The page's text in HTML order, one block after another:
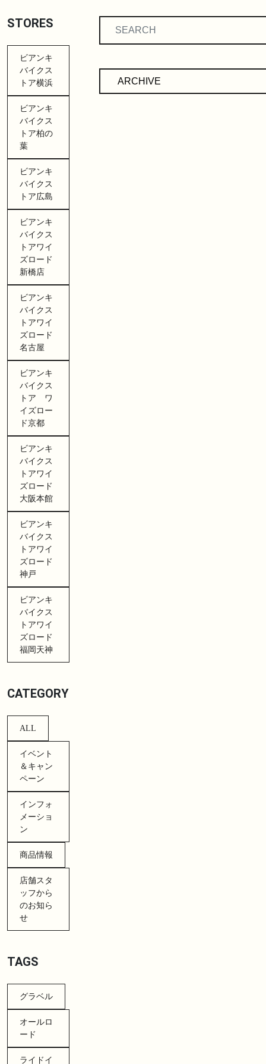
STORES
ビアンキ
バイクス
トア横浜
ビアンキ
バイクス
トア柏の
葉
ビアンキ
バイクス
トア広島
ビアンキ
バイクス
トアワイ
ズロード
新橋店
ビアンキ
バイクス
トアワイ
ズロード
名古屋
ビアンキ
バイクス
トア ワ
イズロー
ド京都
ビアンキ
バイクス
トアワイ
ズロード
大阪本館
ビアンキ
バイクス
トアワイ
ズロード
神戸
ビアンキ
バイクス
トアワイ
ズロード
福岡天神
CATEGORY
ALL
イベント
＆キャン
ペーン
インフォ
メーショ
ン
商品情報
店舗スタ
ッフから
のお知ら
せ
TAGS
グラベル
オールロ
ード
ライドイ